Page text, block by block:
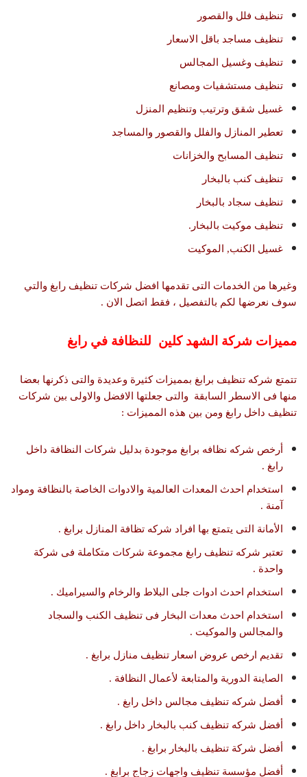
تنظيف فلل والقصور
تنظيف مساجد باقل الاسعار
تنظيف وغسيل المجالس
تنظيف مستشفيات ومصانع
غسيل شقق وترتيب وتنظيم المنزل
تعطير المنازل والفلل والقصور والمساجد
تنظيف المسابح والخزانات
تنظيف كنب بالبخار
تنظيف سجاد بالبخار
تنظيف موكيت بالبخار.
غسيل الكنب, الموكيت
وغيرها من الخدمات التى تقدمها افضل شركات تنظيف رابغ والتي
سوف نعرضها لكم بالتفصيل ، فقط اتصل الان .
مميزات شركة الشهد كلين للنظافة في رابغ
تتمتع شركه تنظيف برابغ بمميزات كثيرة وعديدة والتى ذكرنها بعضا
منها فى الاسطر السابقة والتى جعلتها الافضل والاولى بين شركات
تنظيف داخل رابغ ومن بين هذه المميزات :
أرخص شركه نظافه برابغ موجودة بدليل شركات النظافة داخل
رابغ .
استخدام احدث المعدات العالمية والادوات الخاصة بالنظافة ومواد
آمنة .
الأمانة التى يتمتع بها افراد شركه تظافة المنازل برابغ .
تعتبر شركه تنظيف رابغ مجموعة شركات متكاملة فى شركة
واحدة .
استخدام احدث ادوات جلى البلاط والرخام والسيراميك .
استخدام احدث معدات البخار فى تنظيف الكنب والسجاد
والمجالس والموكيت .
تقديم ارخص عروض اسعار تنظيف منازل برابغ .
الصاينة الدورية والمتابعة لأعمال النظافة .
أفضل شركه تنظيف مجالس داخل رابغ .
أفضل شركه تنظيف كنب بالبخار داخل رابغ .
أفضل شركة تنظيف بالبخار برابغ .
أفضل مؤسسة تنظيف واجهات زجاج برابغ .